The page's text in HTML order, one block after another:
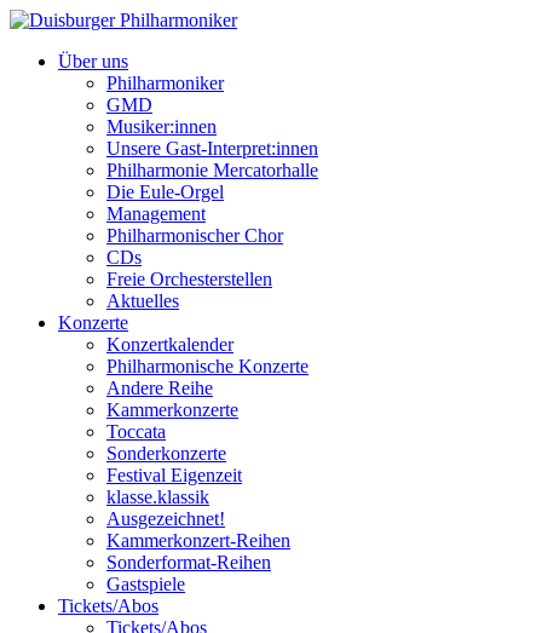
Über uns
Philharmoniker
GMD
Musiker:innen
Unsere Gast-Interpret:innen
Philharmonie Mercatorhalle
Die Eule-Orgel
Management
Philharmonischer Chor
CDs
Freie Orchesterstellen
Aktuelles
Konzerte
Konzertkalender
Philharmonische Konzerte
Andere Reihe
Kammerkonzerte
Toccata
Sonderkonzerte
Festival Eigenzeit
klasse.klassik
Ausgezeichnet!
Kammerkonzert-Reihen
Sonderformat-Reihen
Gastspiele
Tickets/Abos
Tickets/Abos